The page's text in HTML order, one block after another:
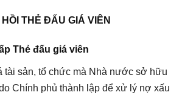
THẺ ĐẤU GIÁ VIÊN
Thẻ đấu giá viên
tài sản, tổ chức mà Nhà nước sở hữu
Chính phủ thành lập để xử lý nợ xấu